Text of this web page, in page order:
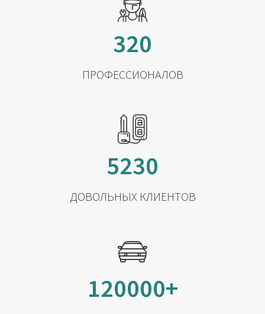
320
ПРОФЕССИОНАЛОВ
5230
ДОВОЛЬНЫХ КЛИЕНТОВ
120000+